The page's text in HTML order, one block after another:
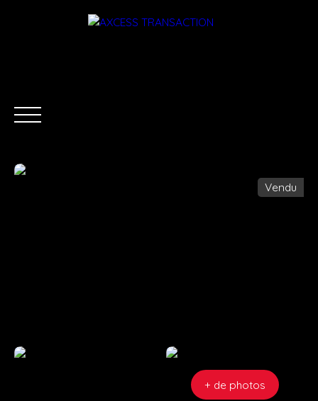
Vendu
+ de photos